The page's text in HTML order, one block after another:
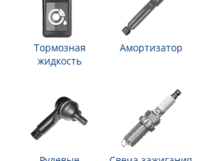
Тормозная
жидкость
Амортизатор